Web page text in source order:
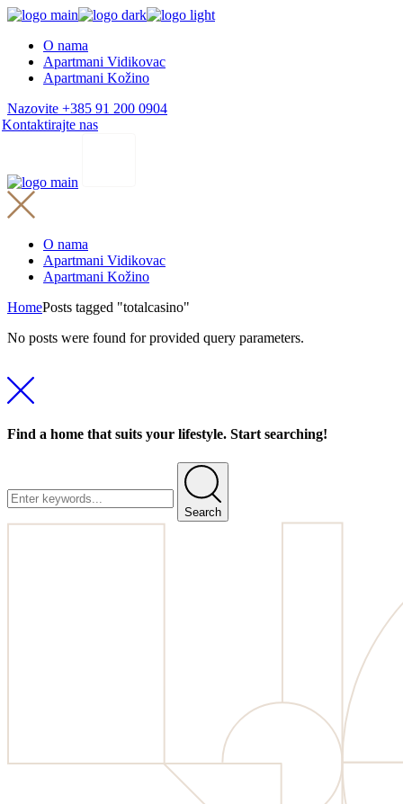
Skip
content
O nama
Apartmani Vidikovac
Apartmani Kožino
Nazovite +385 91 200 0904
Kontaktirajte nas
O nama
Apartmani Vidikovac
Apartmani Kožino
HomePosts tagged "totalcasino"
No posts were found for provided query parameters.
Find a home that suits your lifestyle. Start searching!
Search